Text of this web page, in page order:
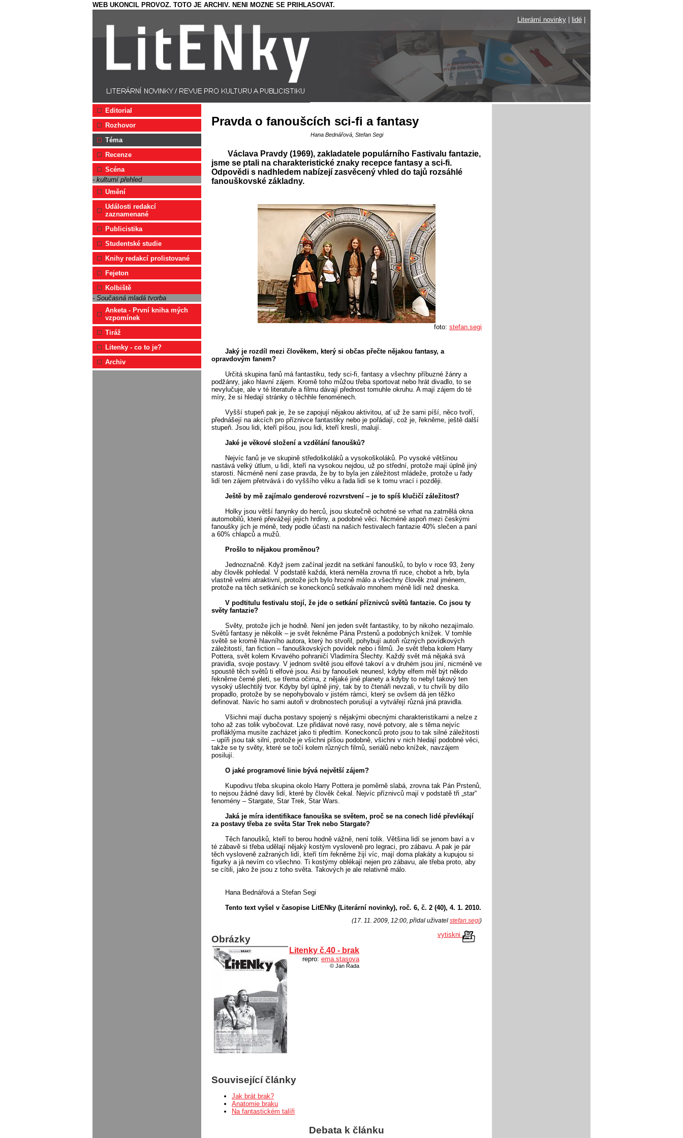
WEB UKONCIL PROVOZ. TOTO JE ARCHIV. NENI MOZNE SE PRIHLASOVAT.
Literární novinky
lidé
Editorial
Rozhovor
Téma
Recenze
Scéna
- kulturní přehled
Umění
Události redakcí
zaznamenané
Publicistika
Studentské studie
Knihy redakcí prolistované
Fejeton
Kolbiště
- Současná mladá tvorba
Anketa - První kniha mých
vzpomínek
Tiráž
Litenky - co to je?
Archiv
Pravda o fanoušcích sci-fi a fantasy
Hana Bednářová, Stefan Segi
Václava Pravdy (1969), zakladatele populárního Fastivalu fantazie,
jsme se ptali na charakteristické znaky recepce fantasy a sci-fi.
Odpovědi s nadhledem nabízejí zasvěcený vhled do tajů rozsáhlé
fanouškovské základny.
foto: stefan.segi
Jaký je rozdíl mezi člověkem, který si občas přečte nějakou fantasy, a
opravdovým fanem?
Určitá skupina fanů má fantastiku, tedy sci-fi, fantasy a všechny příbuzné žánry a
podžánry, jako hlavní zájem. Kromě toho můžou třeba sportovat nebo hrát divadlo, to se
nevylučuje, ale v té literatuře a filmu dávají přednost tomuhle okruhu. A mají zájem do té
míry, že si hledají stránky o těchhle fenoménech.
Vyšší stupeň pak je, že se zapojují nějakou aktivitou, ať už že sami píší, něco tvoří,
přednášejí na akcích pro příznivce fantastiky nebo je pořádají, což je, řekněme, ještě další
stupeň. Jsou lidi, kteří píšou, jsou lidi, kteří kreslí, malují.
Jaké je věkové složení a vzdělání fanoušků?
Nejvíc fanů je ve skupině středoškoláků a vysokoškoláků. Po vysoké většinou
nastává velký útlum, u lidí, kteří na vysokou nejdou, už po střední, protože mají úplně jiný
starosti. Nicméně není zase pravda, že by to byla jen záležitost mládeže, protože u řady
lidí ten zájem přetrvává i do vyššího věku a řada lidí se k tomu vrací i později.
Ještě by mě zajímalo genderové rozvrstvení – je to spíš klučičí záležitost?
Holky jsou větší fanynky do herců, jsou skutečně ochotné se vrhat na zatmělá okna
automobilů, které převážejí jejich hrdiny, a podobné věci. Nicméně aspoň mezi českými
fanoušky jich je méně, tedy podle účasti na našich festivalech fantazie 40% slečen a paní
a 60% chlapců a mužů.
Prošlo to nějakou proměnou?
Jednoznačně. Když jsem začínal jezdit na setkání fanoušků, to bylo v roce 93, ženy
aby člověk pohledal. V podstatě každá, která neměla zrovna tři ruce, chobot a hrb, byla
vlastně velmi atraktivní, protože jich bylo hrozně málo a všechny člověk znal jménem,
protože na těch setkáních se koneckonců setkávalo mnohem méně lidí než dneska.
V podtitulu festivalu stojí, že jde o setkání příznivců světů fantazie. Co jsou ty
světy fantazie?
Světy, protože jich je hodně. Není jen jeden svět fantastiky, to by nikoho nezajímalo.
Světů fantasy je několik – je svět řekněme Pána Prstenů a podobných knížek. V tomhle
světě se kromě hlavního autora, který ho stvořil, pohybují autoři různých povídkových
záležitostí, fan fiction – fanouškovských povídek nebo i filmů. Je svět třeba kolem Harry
Pottera, svět kolem Krvavého pohraničí Vladimíra Šlechty. Každý svět má nějaká svá
pravidla, svoje postavy. V jednom světě jsou elfové takoví a v druhém jsou jiní, nicméně ve
spoustě těch světů ti elfové jsou. Asi by fanoušek neunesl, kdyby elfem měl být někdo
řekněme černé pleti, se třema očima, z nějaké jiné planety a kdyby to nebyl takový ten
vysoký ušlechtilý tvor. Kdyby byl úplně jiný, tak by to čtenáři nevzali, v tu chvíli by dílo
propadlo, protože by se nepohybovalo v jistém rámci, který se ovšem dá jen těžko
definovat. Navíc ho sami autoři v drobnostech porušují a vytvářejí různá jiná pravidla.
Všichni mají ducha postavy spojený s nějakými obecnými charakteristikami a nelze z
toho až zas tolik vybočovat. Lze přidávat nové rasy, nové potvory, ale s těma nejvíc
profláklýma musíte zacházet jako ti předtím. Koneckonců proto jsou to tak silné záležitosti
– upíři jsou tak silní, protože je všichni píšou podobně, všichni v nich hledají podobné věci,
takže se ty světy, které se točí kolem různých filmů, seriálů nebo knížek, navzájem
posilují.
O jaké programové linie bývá největší zájem?
Kupodivu třeba skupina okolo Harry Pottera je poměrně slabá, zrovna tak Pán Prstenů,
to nejsou žádné davy lidí, které by člověk čekal. Nejvíc příznivců mají v podstatě tři „star“
fenomény – Stargate, Star Trek, Star Wars.
Jaká je míra identifikace fanouška se světem, proč se na conech lidé převlékají
za postavy třeba ze světa Star Trek nebo Stargate?
Těch fanoušků, kteří to berou hodně vážně, není tolik. Většina lidí se jenom baví a v
té zábavě si třeba udělají nějaký kostým vysloveně pro legraci, pro zábavu. A pak je pár
těch vysloveně zažraných lidí, kteří tím řekněme žijí víc, mají doma plakáty a kupujou si
figurky a já nevím co všechno. Ti kostýmy oblékají nejen pro zábavu, ale třeba proto, aby
se cítili, jako že jsou z toho světa. Takových je ale relativně málo.
Hana Bednářová a Stefan Segi
Tento text vyšel v časopise LitENky (Literární novinky), roč. 6, č. 2 (40), 4. 1. 2010.
(17. 11. 2009, 12:00, přidal uživatel stefan.segi)
vytiskni
Obrázky
Litenky č.40 - brak
repro: ema.stasova
© Jan Řada
Související články
Jak brát brak?
Anatomie braku
Na fantastickém talíři
Debata k článku